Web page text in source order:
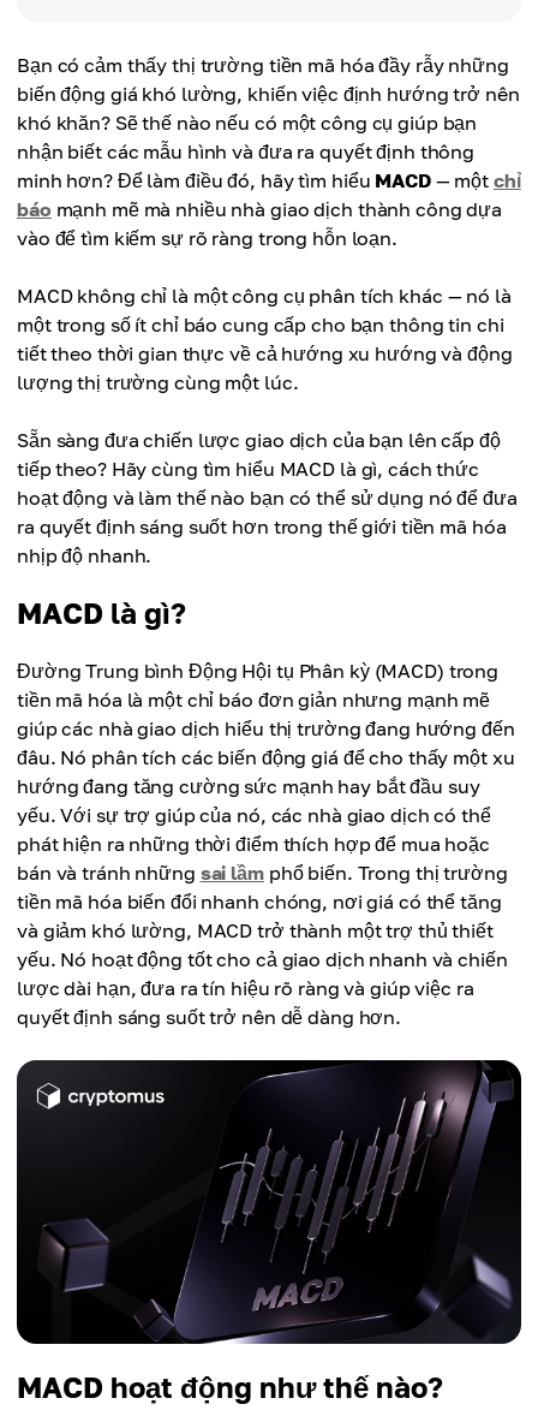
Bạn có cảm thấy thị trường tiền mã hóa đầy rẫy những
biến động giá khó lường, khiến việc định hướng trở nên
khó khăn? Sẽ thế nào nếu có một công cụ giúp bạn
nhận biết các mẫu hình và đưa ra quyết định thông
minh hơn? Để làm điều đó, hãy tìm hiểu MACD— mộtchỉ
báo mạnh mẽ mà nhiều nhà giao dịch thành công dựa
vào để tìm kiếm sự rõ ràng trong hỗn loạn.
MACD không chỉ là một công cụ phân tích khác — nó là
một trong số ít chỉ báo cung cấp cho bạn thông tin chi
tiết theo thời gian thực về cả hướng xu hướng và động
lượng thị trường cùng một lúc.
Sẵn sàng đưa chiến lược giao dịch của bạn lên cấp độ
tiếp theo? Hãy cùng tìm hiểu MACD là gì, cách thức
hoạt động và làm thế nào bạn có thể sử dụng nó để đưa
ra quyết định sáng suốt hơn trong thế giới tiền mã hóa
nhịp độ nhanh.
MACD là gì?
Đường Trung bình Động Hội tụ Phân kỳ (MACD) trong
tiền mã hóa là một chỉ báo đơn giản nhưng mạnh mẽ
giúp các nhà giao dịch hiểu thị trường đang hướng đến
đâu. Nó phân tích các biến động giá để cho thấy một xu
hướng đang tăng cường sức mạnh hay bắt đầu suy
yếu. Với sự trợ giúp của nó, các nhà giao dịch có thể
phát hiện ra những thời điểm thích hợp để mua hoặc
bán và tránh những sai lầmphổ biến. Trong thị trường
tiền mã hóa biến đổi nhanh chóng, nơi giá có thể tăng
và giảm khó lường, MACD trở thành một trợ thủ thiết
yếu. Nó hoạt động tốt cho cả giao dịch nhanh và chiến
lược dài hạn, đưa ra tín hiệu rõ ràng và giúp việc ra
quyết định sáng suốt trở nên dễ dàng hơn.
MACD hoạt động như thế nào?